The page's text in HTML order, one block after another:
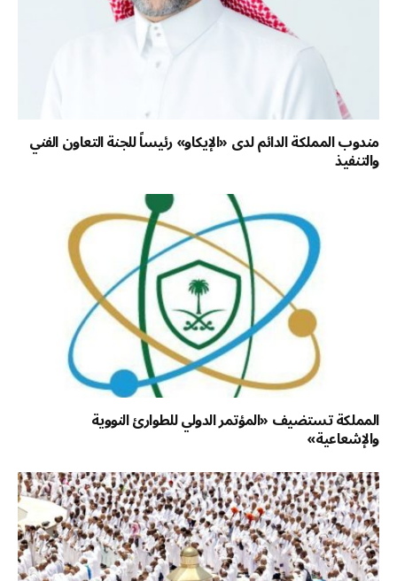
مندوب المملكة الدائم لدى «الإيكاو» رئيساً للجنة التعاون الفني
والتنفيذ
المملكة تستضيف «المؤتمر الدولي للطوارئ النووية
والإشعاعية»